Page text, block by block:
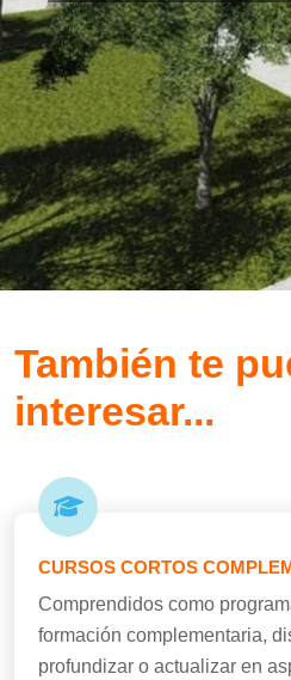
También te
interesar...
CURSOS CORTOS
Comprendidos como
formación complementaria,
profundizar o actualizar en